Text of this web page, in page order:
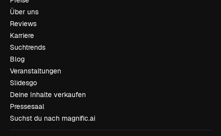
Über uns
Reviews
Karriere
Suchtrends
Blog
Veranstaltungen
Slidesgo
Deine Inhalte verkaufen
Pressesaal
Suchst du nach magnific.ai